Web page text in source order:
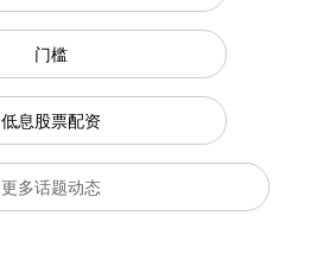
门槛
低息股票配资
更多话题动态